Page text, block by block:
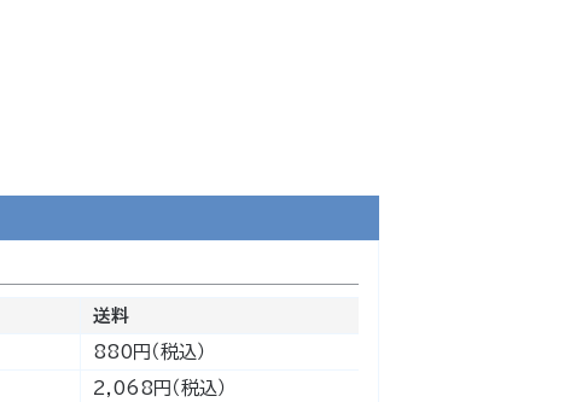
送料
880円（税込）
2,068円（税込）